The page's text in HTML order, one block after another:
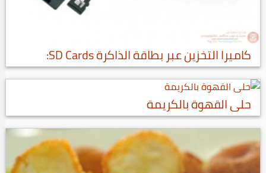
كاميرا التخزين عبر بطاقة الذاكرة SD Cards:
حلى القهوة بالكريمة